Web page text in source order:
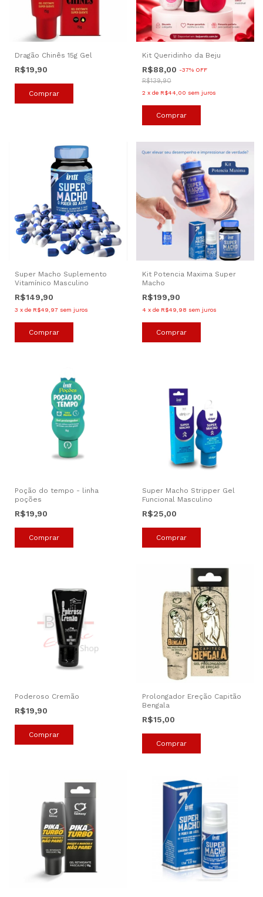
Dragão Chinês 15g Gel
R$19,90
Kit Queridinho da Beju
R$88,00 -37% OFF
R$139,90
2 x de R$44,00 sem juros
Super Macho Suplemento
Vitamínico Masculino
R$149,90
3 x de R$49,97 sem juros
Comprar
Kit Potencia Maxima Super
Macho
R$199,90
4 x de R$49,98 sem juros
Poção do tempo - linha
poções
R$19,90
Super Macho Stripper Gel
Funcional Masculino
R$25,00
Poderoso Cremão
R$19,90
Prolongador Ereção Capitão
Bengala
R$15,00